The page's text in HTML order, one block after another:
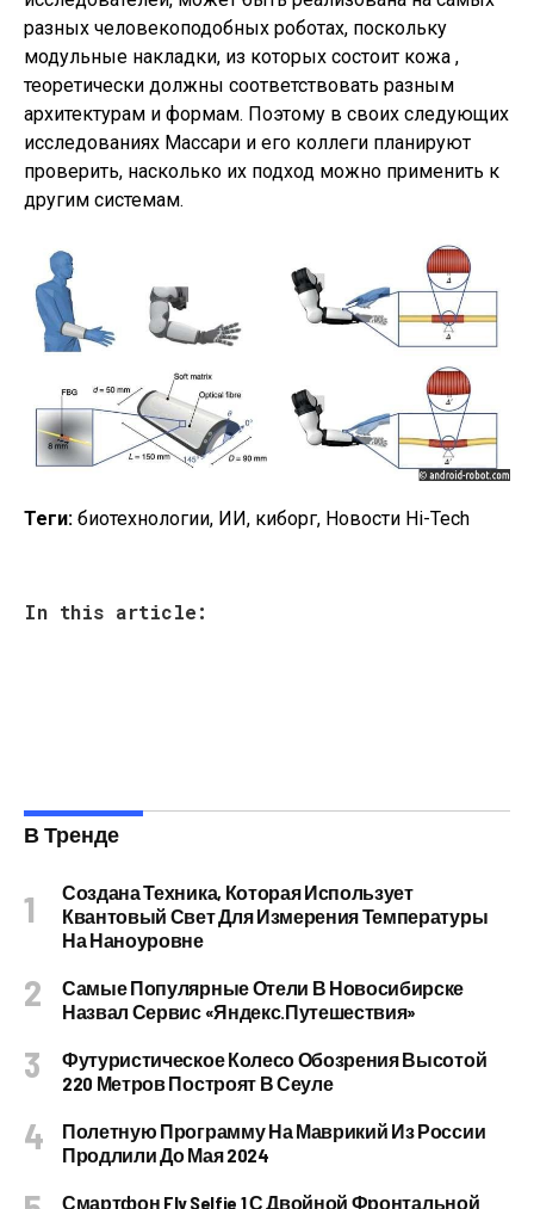
разных человекоподобных роботах, поскольку
модульные накладки, из которых состоит кожа ,
теоретически должны соответствовать разным
архитектурам и формам. Поэтому в своих следующих
исследованиях Массари и его коллеги планируют
проверить, насколько их подход можно применить к
другим системам.
Теги: биотехнологии, ИИ, киборг, Новости Hi-Tech
In this article:
В Тренде
Создана Техника, Которая Использует
Квантовый Свет Для Измерения Температуры
На Наноуровне
Самые Популярные Отели В Новосибирске
Назвал Сервис «Яндекс.Путешествия»
Футуристическое Колесо Обозрения Высотой
220 Метров Построят В Сеуле
Полетную Программу На Маврикий Из России
Продлили До Мая 2024
Смартфон Fly Selfie 1 С Двойной Фронтальной